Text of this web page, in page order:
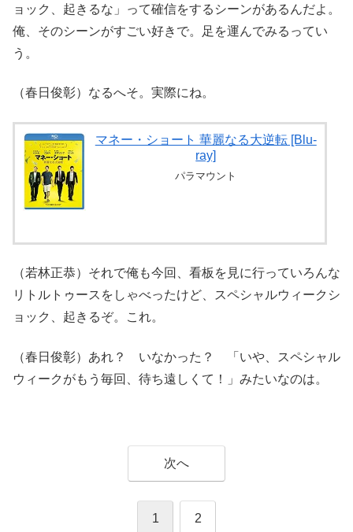
ョック、起きるな」って確信をするシーンがあるんだよ。
俺、そのシーンがすごい好きで。足を運んでみるってい
う。
（春日俊彰）なるへそ。実際にね。
マネー・ショート 華麗なる大逆転 [Blu-
ray]
パラマウント
（若林正恭）それで俺も今回、看板を見に行っていろんな
リトルトゥースをしゃべったけど、スペシャルウィークシ
ョック、起きるぞ。これ。
（春日俊彰）あれ？ いなかった？ 「いや、スペシャル
ウィークがもう毎回、待ち遠しくて！」みたいなのは。
次へ
1 2